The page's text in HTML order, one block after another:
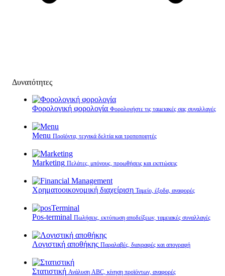
Δυνατότητες
Φορολογική φορολογία Φορολογήστε τις ταμειακές σας συναλλαγές
Menu Προϊόντα, τεχνικά δελτία και τροποποιητές
Marketing Πελάτες, μπόνους, προωθήσεις και εκπτώσεις
Χρηματοοικονομική διαχείριση Ταμείο, έξοδα, αναφορές
Pos-terminal Πωλήσεις, εκτύπωση αποδείξεων, ταμειακές συναλλαγές
Λογιστική αποθήκης Παραλαβές, διαγραφές και απογραφή
Στατιστική Ανάλυση ABC, κίνηση προϊόντων, αναφορές